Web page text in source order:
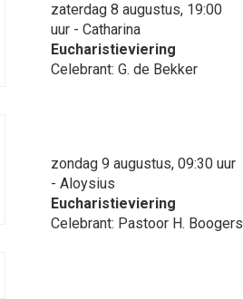
zaterdag 8 augustus, 19:00
uur - Catharina
Eucharistieviering
Celebrant: G. de Bekker
zondag 9 augustus, 09:30 uur
- Aloysius
Eucharistieviering
Celebrant: Pastoor H. Boogers